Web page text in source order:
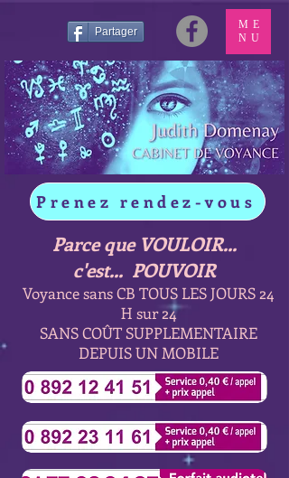
Partager
Prenez rendez-vous
Parce que VOULOIR...
c'est... POUVOIR
Voyance sans CB TOUS LES JOURS 24
H sur 24
SANS COÛT SUPPLEMENTAIRE
DEPUIS UN MOBILE
ME
NU